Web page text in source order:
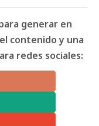
generar en
contenido y una
redes sociales: